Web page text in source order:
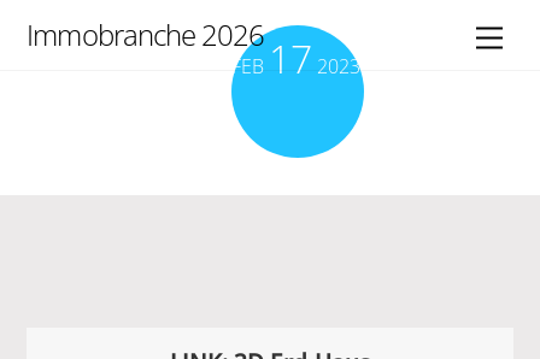
Immobranche 2026
FEB 17 2023